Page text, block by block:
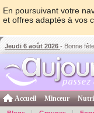
En poursuivant votre
et offres adaptés à vos
Jeudi 6 août 2026 - Bonne
Accueil Minceur